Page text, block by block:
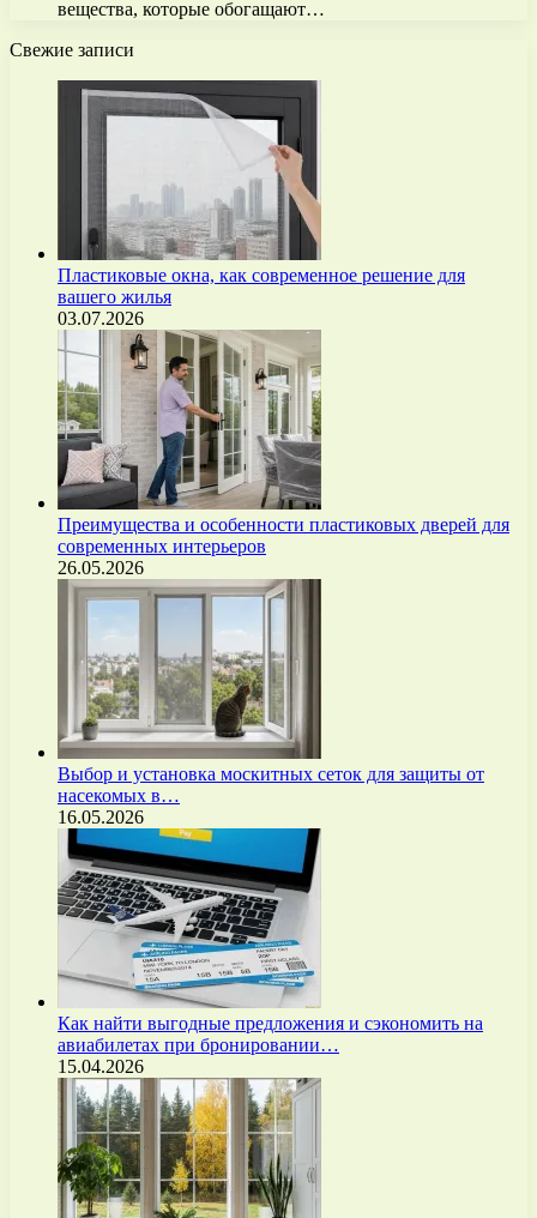
вещества, которые обогащают…
Свежие записи
Пластиковые окна, как современное решение для
вашего жилья
03.07.2026
Преимущества и особенности пластиковых дверей для
современных интерьеров
26.05.2026
Выбор и установка москитных сеток для защиты от
насекомых в…
16.05.2026
Как найти выгодные предложения и сэкономить на
авиабилетах при бронировании…
15.04.2026